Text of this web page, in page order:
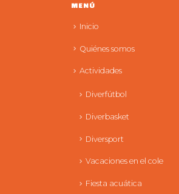
MENÚ
Inicio
Quiénes somos
Actividades
Diverfútbol
Diverbasket
Diversport
Vacaciones en el cole
Fiesta acuática